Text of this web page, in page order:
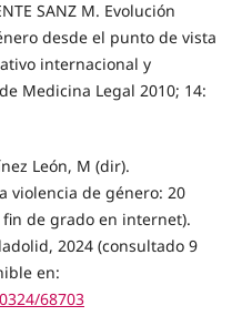
SANZ M. Evolución
desde el punto de vista
internacional y
Medicina Legal 2010; 14:
León, M (dir).
violencia de género: 20
de grado en internet).
2024 (consultado 9
en:
68703